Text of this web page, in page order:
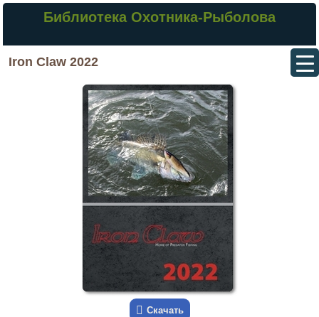
Библиотека Охотника-Рыболова
Iron Claw 2022
Скачать